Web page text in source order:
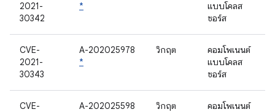
2021-
30342
*
แบบโคลส
ซอร์ส
CVE-
2021-
30343
A-202025978
*
วิกฤต
คอมโพเนนต์
แบบโคลส
ซอร์ส
CVE-
A-202025598
วิกฤต
คอมโพเนนต์